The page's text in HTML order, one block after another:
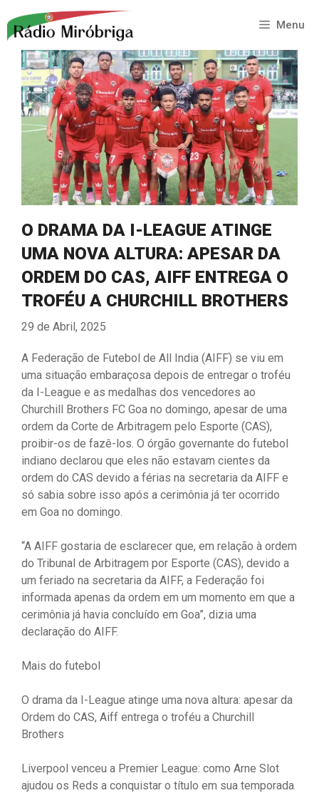
para
conteúdo
Menu
O DRAMA DA I-LEAGUE ATINGE
UMA NOVA ALTURA: APESAR DA
ORDEM DO CAS, AIFF ENTREGA O
TROFÉU A CHURCHILL BROTHERS
29 de Abril, 2025
A Federação de Futebol de All India (AIFF) se viu em
uma situação embaraçosa depois de entregar o troféu
da I-League e as medalhas dos vencedores ao
Churchill Brothers FC Goa no domingo, apesar de uma
ordem da Corte de Arbitragem pelo Esporte (CAS),
proibir-os de fazê-los. O órgão governante do futebol
indiano declarou que eles não estavam cientes da
ordem do CAS devido a férias na secretaria da AIFF e
só sabia sobre isso após a cerimônia já ter ocorrido
em Goa no domingo.
“A AIFF gostaria de esclarecer que, em relação à ordem
do Tribunal de Arbitragem por Esporte (CAS), devido a
um feriado na secretaria da AIFF, a Federação foi
informada apenas da ordem em um momento em que a
cerimônia já havia concluído em Goa”, dizia uma
declaração do AIFF.
Mais do futebol
O drama da I-League atinge uma nova altura: apesar da
Ordem do CAS, Aiff entrega o troféu a Churchill
Brothers
Liverpool venceu a Premier League: como Arne Slot
ajudou os Reds a conquistar o título em sua temporada